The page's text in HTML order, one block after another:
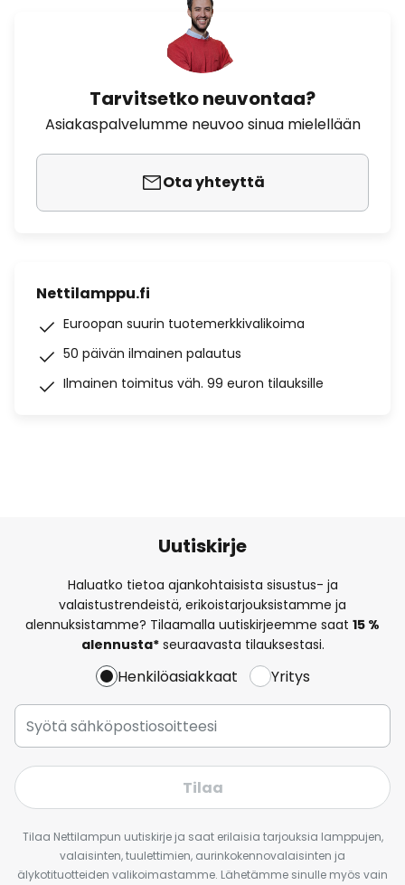
Tarvitsetko neuvontaa?
Asiakaspalvelumme neuvoo sinua mielellään
Ota yhteyttä
Nettilamppu.fi
Euroopan suurin tuotemerkkivalikoima
50 päivän ilmainen palautus
Ilmainen toimitus väh. 99 euron tilauksille
Uutiskirje
Haluatko tietoa ajankohtaisista sisustus- ja
valaistustrendeistä, erikoistarjouksistamme ja
alennuksistamme? Tilaamalla uutiskirjeemme saat 15 %
alennusta*seuraavasta tilauksestasi.
Henkilöasiakkaat Yritys
Tilaa
Tilaa Nettilampun uutiskirje ja saat erilaisia tarjouksia lamppujen,
valaisinten, tuulettimien, aurinkokennovalaisinten ja
älykotituotteiden valikoimastamme. Lähetämme sinulle myös vain